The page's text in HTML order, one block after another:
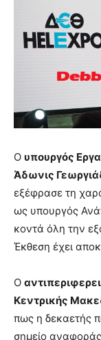
Ο υπουργός
Άδωνις
εξέφρασε τη
ως υπουργός
κοντά όλη την
Έκθεση έχει
Ο
Κεντρικής
πως η δεκαετής
σημείο